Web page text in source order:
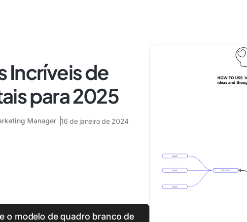
Incríveis de
para 2025
Manager 16 de janeiro de 2024
o modelo de quadro branco de